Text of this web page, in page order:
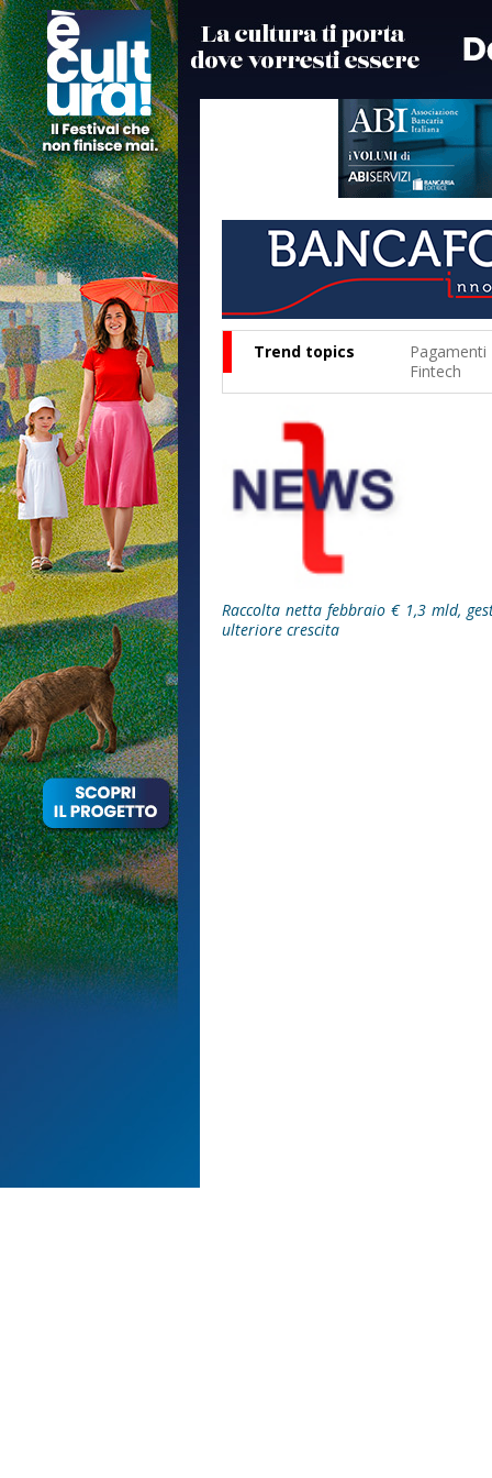
Trend topics Pagamenti
Fintech
Raccolta netta febbraio € 1,3 mld,
ulteriore crescita